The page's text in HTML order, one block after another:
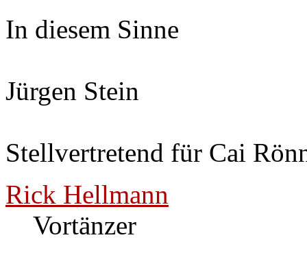
In diesem Sinne
Jürgen Stein
Stellvertretend für Cai
Rick Hellmann
Vortänzer